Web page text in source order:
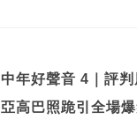
中年好聲音 4｜評
亞高巴照跪引全場爆